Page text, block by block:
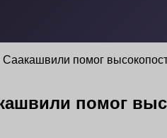
помог
помог